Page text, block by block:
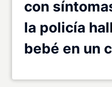
con
la policía
bebé en un